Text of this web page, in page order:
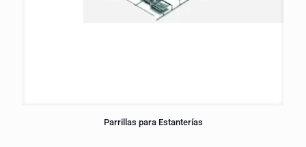
Parrillas para Estanterías